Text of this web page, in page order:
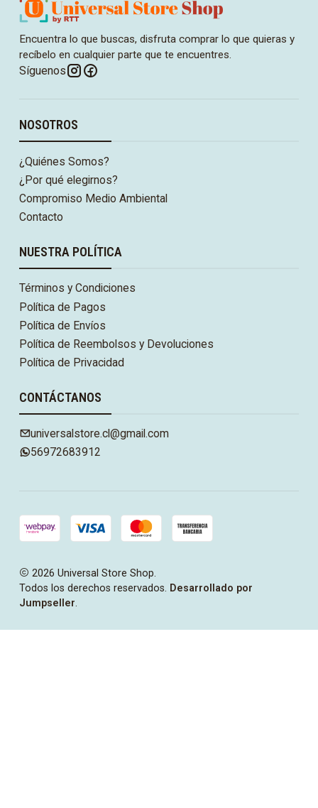
Encuentra lo que buscas, disfruta comprar lo que quieras y
recíbelo en cualquier parte que te encuentres.
Síguenos
NOSOTROS
¿Quiénes Somos?
¿Por qué elegirnos?
Compromiso Medio Ambiental
Contacto
NUESTRA POLÍTICA
Términos y Condiciones
Política de Pagos
Política de Envíos
Política de Reembolsos y Devoluciones
Política de Privacidad
CONTÁCTANOS
universalstore.cl@gmail.com
56972683912
2026 Universal Store Shop.
Todos los derechos reservados. Desarrollado por
Jumpseller.